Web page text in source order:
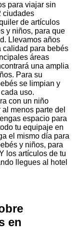
para viajar sin
ciudades
de artículos
y niños, para que
Llevamos años
calidad para bebés
áreas
una amplia
Para su
se limpian y
uso.
con un niño
menos parte del
espacio para
tu equipaje en
el mismo día para
y niños, para
los artículos de tu
llegues al hotel
en